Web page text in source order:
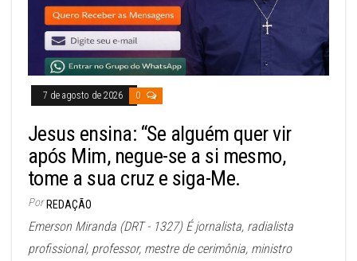
7 de agosto de 2026 0
Jesus ensina: “Se alguém quer vir
após Mim, negue-se a si mesmo,
tome a sua cruz e siga-Me.
Por REDAÇÃO
Emerson Miranda (DRT - 1327) É jornalista, radialista
profissional, professor, mestre de cerimônia, ministro